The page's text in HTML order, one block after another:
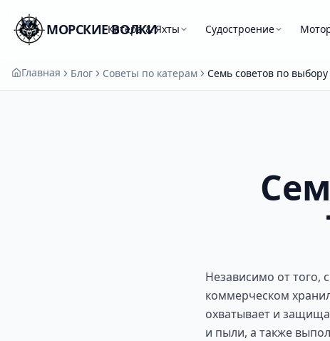
МОРСКИЕ ВОЛКИ
Катера & Яхты Судостроение
Главная Блог Советы по катерам Семь советов по выбору
Независимо от того,
коммерческом
охватывает и
и пыли, а также